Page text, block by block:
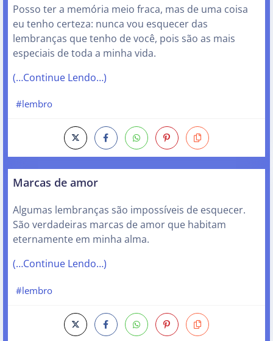
Posso ter a memória meio fraca, mas de uma coisa
eu tenho certeza: nunca vou esquecer das
lembranças que tenho de você, pois são as mais
especiais de toda a minha vida.
(…Continue Lendo…)
#lembro
Marcas de amor
Algumas lembranças são impossíveis de esquecer.
São verdadeiras marcas de amor que habitam
eternamente em minha alma.
(…Continue Lendo…)
#lembro